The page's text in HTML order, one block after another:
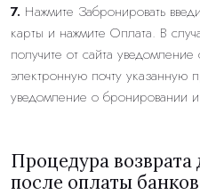
7. Нажмите Забронировать
карты и нажмите Оплата. В
получите от сайта
электронную почту указанную
уведомление о бронировании
Процедура
после оплаты